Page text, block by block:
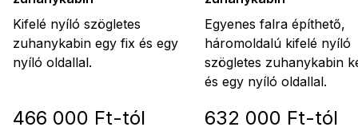
Kifelé nyíló szögletes
zuhanykabin egy fix és egy
nyíló oldallal.
466 000 Ft-tól
Egyenes falra építhető,
háromoldalú kifelé nyíló
szögletes zuhanykabin
és egy nyíló oldallal.
632 000 Ft-tól